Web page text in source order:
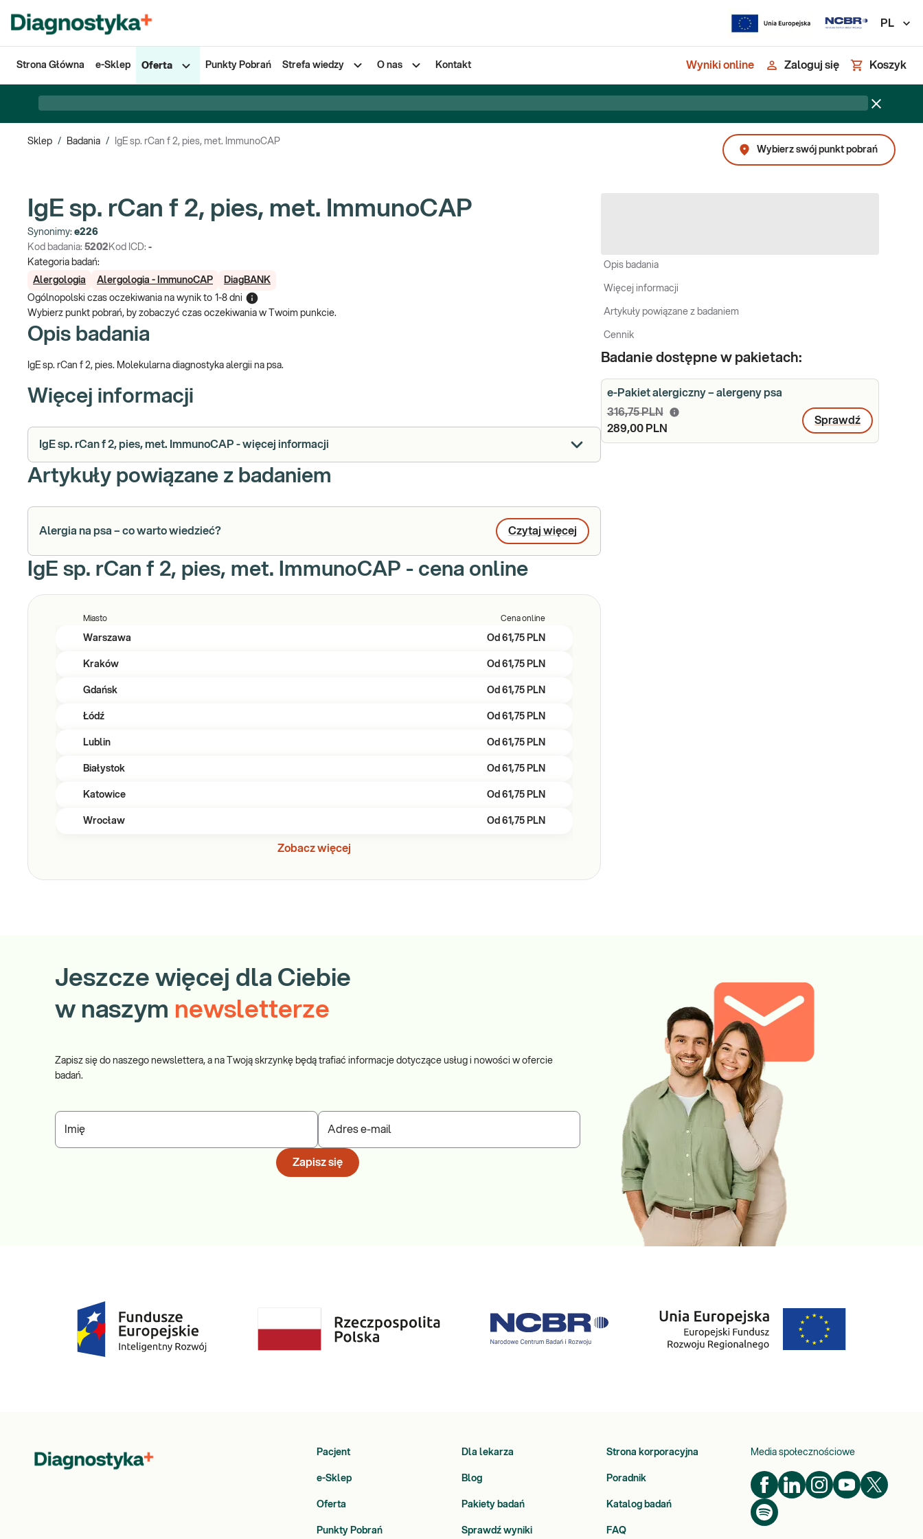
PL
Strona Główna e-Sklep Oferta Punkty Pobrań Strefa wiedzy O nas Kontakt Wyniki online Zaloguj się Koszyk
Sklep / Badania /
IgE sp. rCan f 2, pies, met. ImmunoCAP
Wybierz swój punkt pobrań
IgE sp. rCan f 2, pies, met. ImmunoCAP
Synonimy: e226
Kod badania: 5202 Kod ICD: -
Kategoria badań:
Alergologia
Alergologia - ImmunoCAP
DiagBANK
Ogólnopolski czas oczekiwania na wynik to 1-8 dni
Wybierz punkt pobrań, by zobaczyć czas oczekiwania w Twoim punkcie.
Opis badania
IgE sp. rCan f 2, pies. Molekularna diagnostyka alergii na psa.
Więcej informacji
IgE sp. rCan f 2, pies, met. ImmunoCAP - więcej informacji
Artykuły powiązane z badaniem
Alergia na psa – co warto wiedzieć? Czytaj więcej
IgE sp. rCan f 2, pies, met. ImmunoCAP - cena online
Miasto Cena online
Warszawa Od 61,75 PLN
Kraków Od 61,75 PLN
Gdańsk Od 61,75 PLN
Łódź Od 61,75 PLN
Lublin Od 61,75 PLN
Białystok Od 61,75 PLN
Katowice Od 61,75 PLN
Wrocław Od 61,75 PLN
Zobacz więcej
Opis badania
Więcej informacji
Artykuły powiązane z badaniem
Cennik
Badanie dostępne w pakietach:
e-Pakiet alergiczny – alergeny psa
316,75 PLN
289,00 PLN
Sprawdź
Jeszcze więcej dla Ciebie
w naszym newsletterze
Zapisz się do naszego newslettera, a na Twoją skrzynkę będą trafiać informacje dotyczące usług i nowości w ofercie
badań.
Imię Adres e-mail
Zapisz się
Pacjent Dla lekarza Strona korporacyjna
e-Sklep Blog Poradnik
Oferta Pakiety badań Katalog badań
Punkty Pobrań Sprawdź wyniki FAQ
Media społecznościowe